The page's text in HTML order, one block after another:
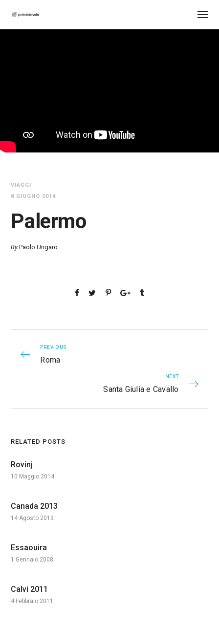
VIAGGI
8 GIUGNO 2014
Palermo
ByPaolo Ungaro
PREVIOUS
Roma
NEXT
Santa Giulia e Cavallo
RELATED POSTS
Rovinj
10 Maggio 2014
Canada 2013
14 Agosto 2013
Essaouira
1 Gennaio 2008
Calvi 2011
4 Febbraio 2011